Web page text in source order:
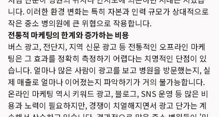
니다. 이러한 환경 변화는 특히 자본과 인력 규모가 상대적으로
작은 중소 병의원에 큰 위협으로 작용합니다.
전통적 마케팅의 한계와 증가하는 비용
버스 광고, 전단지, 지역 신문 광고 등 전통적인 오프라인 마케
팅은 그 효과를 정확히 측정하기 어렵다는 치명적인 단점이 있
습니다. 얼마나 많은 사람이 광고를 보고 병원을 방문했는지, 실
제 매출로 얼마나 이어졌는지 파악하기가 거의 불가능합니다.
온라인 마케팅 역시 키워드 광고, 블로그, SNS 운영 등 많은 비
용과 노력이 필요하지만, 경쟁이 치열해지면서 광고 단가는 계